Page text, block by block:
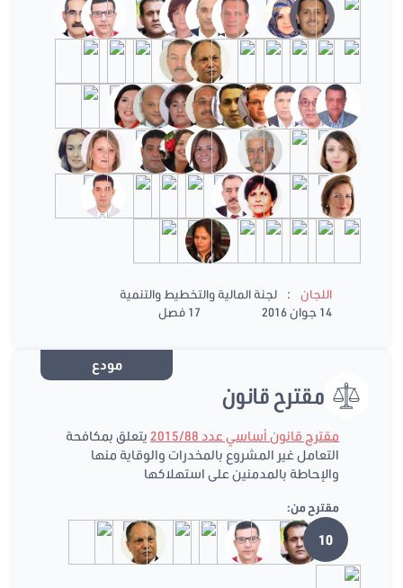
اللجان :
لجنة المالية والتخطيط والتنمية
14 جوان 2016
17 فصل
مودع
مقترح قانون
مقترح قانون أساسي عدد 2015/88
يتعلق بمكافحة
التعامل غير المشروع بالمخدرات والوقاية منها
والإحاطة بالمدمنين على استهلاكها
مقترح من:
10